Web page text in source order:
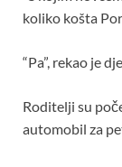
koliko košta
“Pa”, rekao je
Roditelji su
automobil za